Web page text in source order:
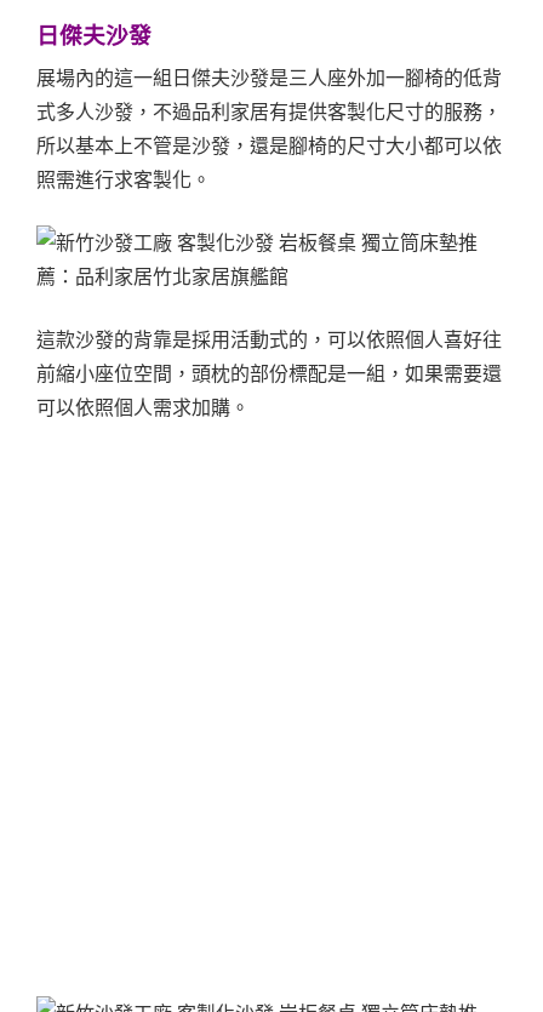
日傑夫沙發
展場內的這一組日傑夫沙發是三人座外加一腳椅的低背
式多人沙發，不過品利家居有提供客製化尺寸的服務，
所以基本上不管是沙發，還是腳椅的尺寸大小都可以依
照需進行求客製化。
這款沙發的背靠是採用活動式的，可以依照個人喜好往
前縮小座位空間，頭枕的部份標配是一組，如果需要還
可以依照個人需求加購。